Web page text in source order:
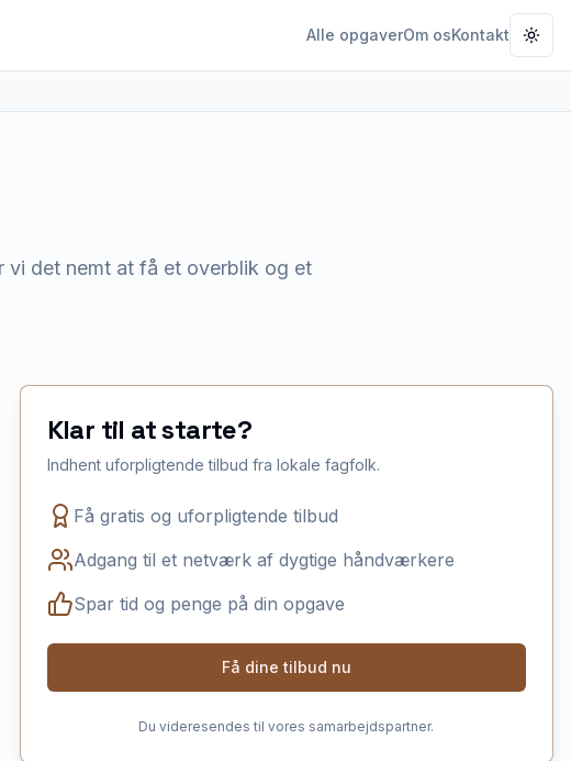
Alle opgaverOm osKontakt
vi det nemt at få et overblik og et
Klar til at starte?
Indhent uforpligtende tilbud fra lokale fagfolk.
Få gratis og uforpligtende tilbud
Adgang til et netværk af dygtige håndværkere
Spar tid og penge på din opgave
Få dine tilbud nu
Du videresendes til vores samarbejdspartner.